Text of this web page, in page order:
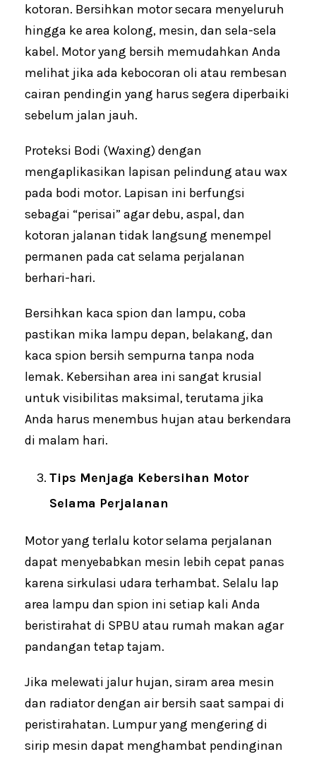
kotoran. Bersihkan motor secara menyeluruh
hingga ke area kolong, mesin, dan sela-sela
kabel. Motor yang bersih memudahkan Anda
melihat jika ada kebocoran oli atau rembesan
cairan pendingin yang harus segera diperbaiki
sebelum jalan jauh.
Proteksi Bodi (Waxing) dengan
mengaplikasikan lapisan pelindung atau wax
pada bodi motor. Lapisan ini berfungsi
sebagai “perisai” agar debu, aspal, dan
kotoran jalanan tidak langsung menempel
permanen pada cat selama perjalanan
berhari-hari.
Bersihkan kaca spion dan lampu, coba
pastikan mika lampu depan, belakang, dan
kaca spion bersih sempurna tanpa noda
lemak. Kebersihan area ini sangat krusial
untuk visibilitas maksimal, terutama jika
Anda harus menembus hujan atau berkendara
di malam hari.
Tips Menjaga Kebersihan Motor
Selama Perjalanan
Motor yang terlalu kotor selama perjalanan
dapat menyebabkan mesin lebih cepat panas
karena sirkulasi udara terhambat. Selalu lap
area lampu dan spion ini setiap kali Anda
beristirahat di SPBU atau rumah makan agar
pandangan tetap tajam.
Jika melewati jalur hujan, siram area mesin
dan radiator dengan air bersih saat sampai di
peristirahatan. Lumpur yang mengering di
sirip mesin dapat menghambat pendinginan